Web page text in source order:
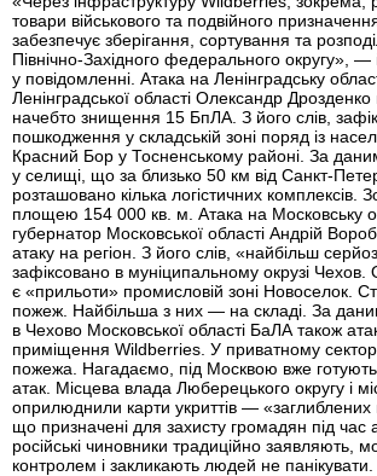
товари військового та подвійного
забезпечує зберігання, сортування та
Північно-Західного федерального округу», —
у повідомленні. Атака на Ленінградську
Ленінградської області Олександр
начебто знищення 15 БпЛА. З його слів,
пошкодження у складській зоні поряд із
Красний Бор у Тосненському районі. За
у селищі, що за близько 50 км від Санкт-
розташовано кілька логістичних комплексів.
площею 154 000 кв. м. Атака на Московську
губернатор Московської області Андрій
атаку на регіон. З його слів, «найбільш
зафіксовано в муніципальному окрузі Чехов.
є «прильоти» промисловій зоні Новоселок.
пожеж. Найбільша з них — на складі. За
в Чехово Московської області БаЛА також
приміщення Wildberries. У приватному
пожежа. Нагадаємо, під Москвою вже
атак. Місцева влада Люберецького округу і
оприлюднили карти укриттів — «заглиблених
що призначені для захисту громадян під час
російські чиновники традиційно заявляють,
контролем і закликають людей не панікувати.